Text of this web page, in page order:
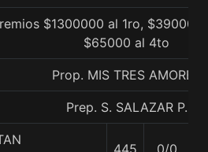
$1300000 al 1ro,
$65000 al 4to
Prop. MIS TRES AMORES
Prep. S. SALAZAR P.
445 0/0